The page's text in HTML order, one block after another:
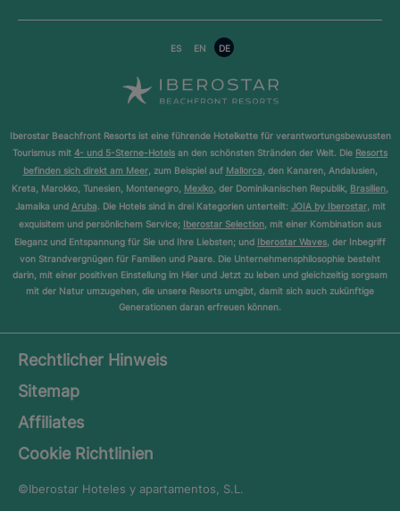
ES EN DE
Iberostar Beachfront Resorts ist eine führende Hotelkette für verantwortungsbewussten
Tourismus mit 4- und 5-Sterne-Hotels an den schönsten Stränden der Welt. Die Resorts
befinden sich direkt am Meer, zum Beispiel auf Mallorca, den Kanaren, Andalusien,
Kreta, Marokko, Tunesien, Montenegro, Mexiko, der Dominikanischen Republik, Brasilien,
Jamaika und Aruba. Die Hotels sind in drei Kategorien unterteilt: JOIA by Iberostar, mit
exquisitem und persönlichem Service; Iberostar Selection, mit einer Kombination aus
Eleganz und Entspannung für Sie und Ihre Liebsten; und Iberostar Waves, der Inbegriff
von Strandvergnügen für Familien und Paare. Die Unternehmensphilosophie besteht
darin, mit einer positiven Einstellung im Hier und Jetzt zu leben und gleichzeitig sorgsam
mit der Natur umzugehen, die unsere Resorts umgibt, damit sich auch zukünftige
Generationen daran erfreuen können.
Rechtlicher Hinweis
Sitemap
Affiliates
Cookie Richtlinien
©Iberostar Hoteles y apartamentos, S.L.